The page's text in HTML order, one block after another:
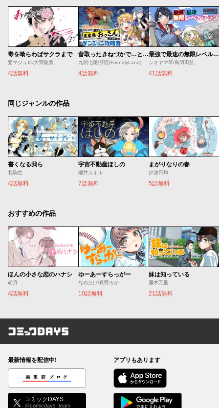
毒を喰らわばサクラまで
要マジュロ/大羽隆廣
4話無料
昔取ったきねづかで…と言いながら無双する定食屋のおっさん、実は伝説のダンジョン攻略者
九頭七尾/肝匠(FriendlyLand)
4話無料
最強で最速の無限レベルアップ ～スキル【経験値１０００倍】と【レベルフリー】でレベル上限の枷が外れた俺は無双する～
シオヤマ琴/鳥羽田航
41話無料
同じジャンルの作品
書くなる我ら
北駒生
4話無料
宇宙不動産ほしの
稲井カオル
7話無料
まがりなりの春
伊波日和
5話無料
おすすめの作品
ほんの小さな恋のハナシ
胡月
4話無料
ゆーあーすらっがー
なめたけ/真野ろか
10話無料
妹は知っている
雁木万里
21話無料
コミックDAYS
最新情報を配信中!
編集部ブログ
コミックDAYS
@comicdays_team
アプリもあります